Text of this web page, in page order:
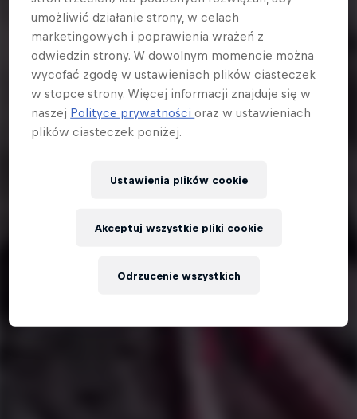
umożliwić działanie strony, w celach
marketingowych i poprawienia wrażeń z
odwiedzin strony. W dowolnym momencie można
wycofać zgodę w ustawieniach plików ciasteczek
w stopce strony. Więcej informacji znajduje się w
naszej Polityce prywatnościoraz w ustawieniach
plików ciasteczek poniżej.
Ustawienia plików cookie
Odrzucenie wszystkich
Akceptuj wszystkie pliki cookie